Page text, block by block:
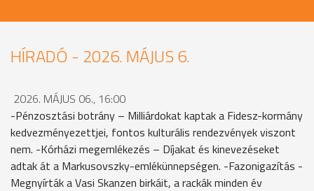
HÍRADÓ - 2026. MÁJUS 6.
2026. MÁJUS 06., 16:00
-Pénzosztási botrány – Milliárdokat kaptak a Fidesz-kormány
kedvezményezettjei, fontos kulturális rendezvények viszont
nem. -Kórházi megemlékezés – Díjakat és kinevezéseket
adtak át a Markusovszky-emlékünnepségen. -Fazonigazítás -
Megnyírták a Vasi Skanzen birkáit, a rackák minden év